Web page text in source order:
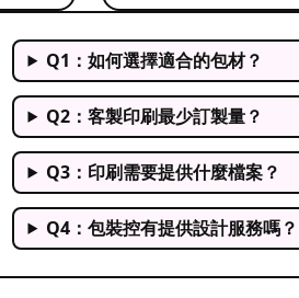
Q1：如何選擇適合的包材？
Q2：客製印刷最少訂製量？
Q3：印刷需要提供什麼檔案？
Q4：包裝控有提供設計服務嗎？